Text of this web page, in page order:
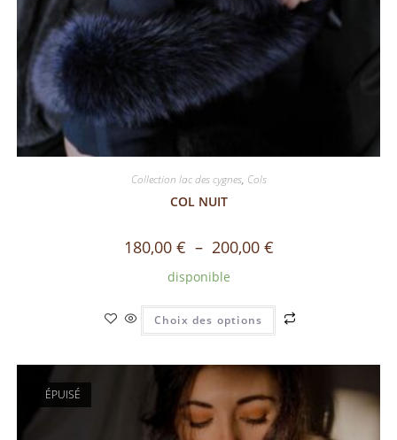
Collection lac des cygnes, Cols
COL NUIT
180,00 € – 200,00 €
disponible
Choix des options
ÉPUISÉ